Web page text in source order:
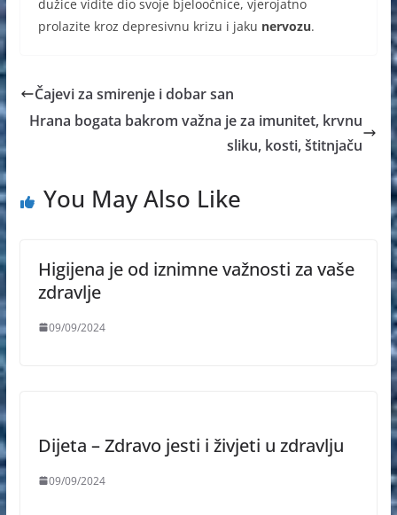
dužice vidite dio svoje bjeloočnice, vjerojatno
prolazite kroz depresivnu krizu i jaku nervozu.
Čajevi za smirenje i dobar san
Hrana bogata bakrom važna je za imunitet, krvnu
sliku, kosti, štitnjaču
You May Also Like
Higijena je od iznimne važnosti za vaše
zdravlje
09/09/2024
Dijeta – Zdravo jesti i živjeti u zdravlju
09/09/2024